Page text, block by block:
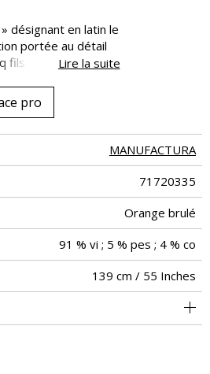
désignant en latin le
portée au détail
fils dans deLire la suite
pro
MANUFACTURA
71720335
Orange brulé
91 % vi ; 5 % pes ; 4 % co
139 cm / 55 Inches
Vendu au mètre
469
Dessin abstrait tissé sur intissé
Epongeable
Encollage du mur
Arrachage à sec
A+
Class A
B-s1, d0
Belgique